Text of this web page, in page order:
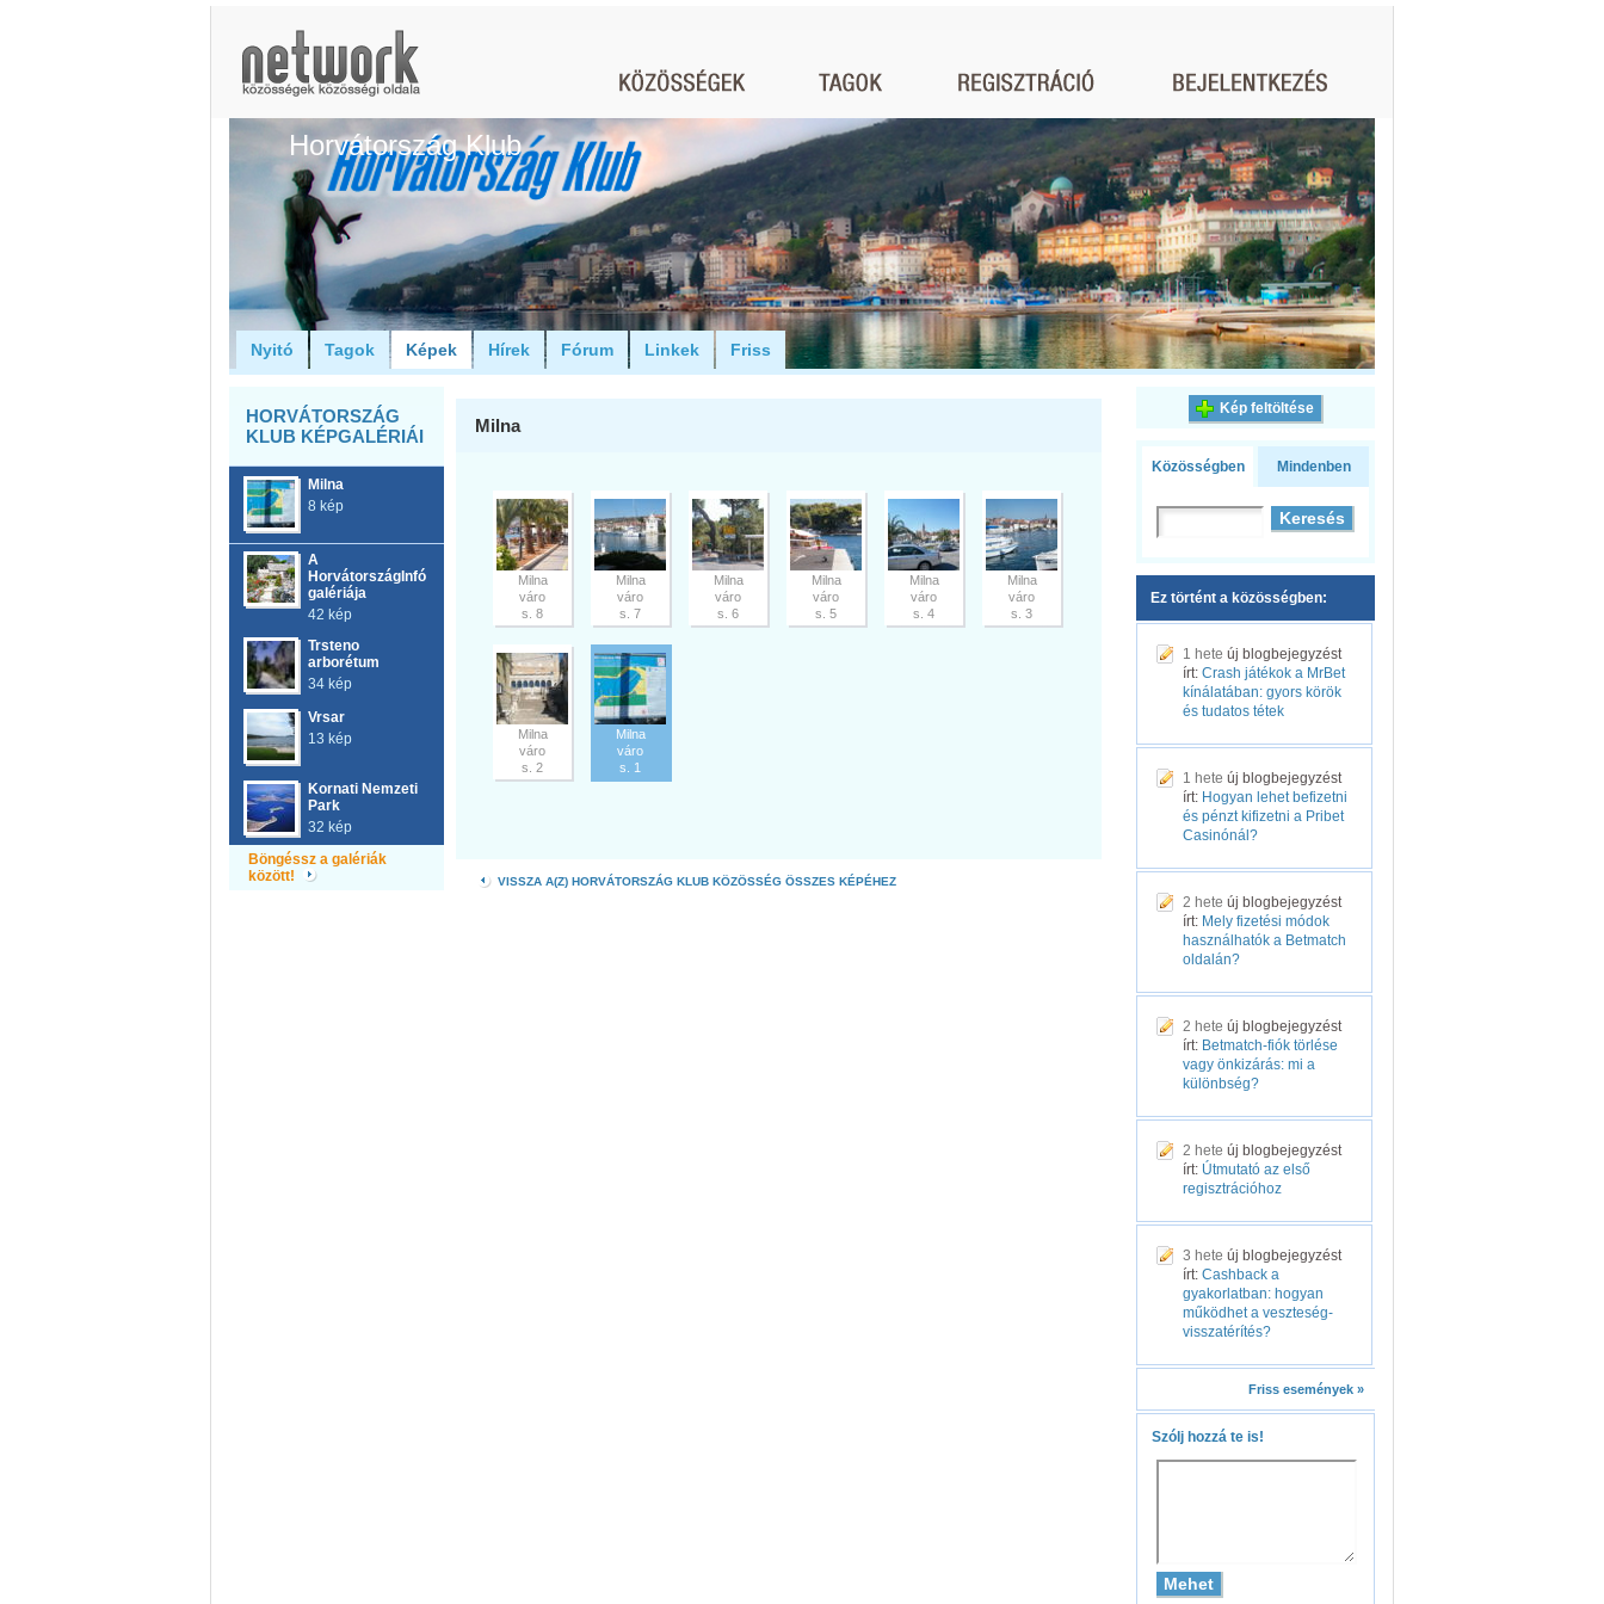
Horvátország Klub
Nyitó Tagok Képek Hírek Fórum Linkek Friss
HORVÁTORSZÁG
KLUB KÉPGALÉRIÁI
Milna
8 kép
A
HorvátországInfó
galériája
42 kép
Trsteno
arborétum
34 kép
Vrsar
13 kép
Kornati Nemzeti
Park
32 kép
Böngéssz a galériák
között!
Milna
Milna
váro
s. 8
Milna
váro
s. 7
Milna
váro
s. 6
Milna
váro
s. 5
Milna
váro
s. 4
Milna
váro
s. 3
Milna
váro
s. 2
Milna
váro
s. 1
VISSZA A(Z) HORVÁTORSZÁG KLUB KÖZÖSSÉG ÖSSZES KÉPÉHEZ
Kép feltöltése
Közösségben Mindenben
Ez történt a közösségben:
1 hete új blogbejegyzést
írt: Crash játékok a MrBet
kínálatában: gyors körök
és tudatos tétek
1 hete új blogbejegyzést
írt: Hogyan lehet befizetni
és pénzt kifizetni a Pribet
Casinónál?
2 hete új blogbejegyzést
írt: Mely fizetési módok
használhatók a Betmatch
oldalán?
2 hete új blogbejegyzést
írt: Betmatch-fiók törlése
vagy önkizárás: mi a
különbség?
2 hete új blogbejegyzést
írt: Útmutató az első
regisztrációhoz
3 hete új blogbejegyzést
írt: Cashback a
gyakorlatban: hogyan
működhet a veszteség-
visszatérítés?
Friss események »
Szólj hozzá te is!